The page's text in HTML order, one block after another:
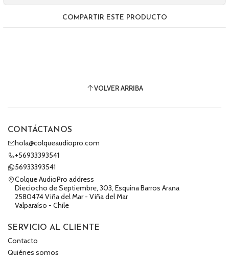
COMPARTIR ESTE PRODUCTO
VOLVER ARRIBA
CONTÁCTANOS
hola@colqueaudiopro.com
+56933393541
56933393541
Colque AudioPro address
Dieciocho de Septiembre, 303, Esquina Barros Arana
2580474 Viña del Mar - Viña del Mar
Valparaíso - Chile
SERVICIO AL CLIENTE
Contacto
Quiénes somos